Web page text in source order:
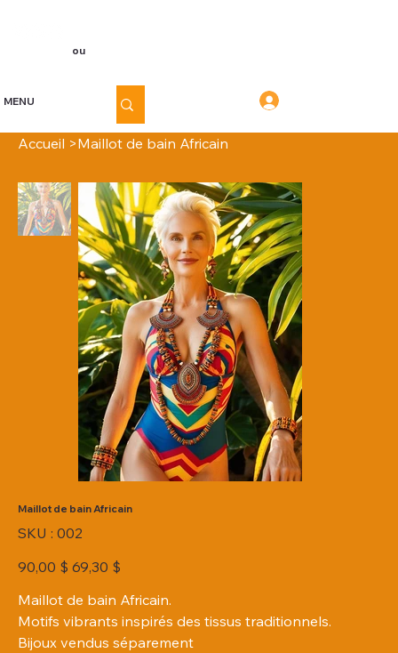
ou
MENU
Accueil >Maillot de bain Africain
Maillot de bain Africain
SKU : SKU
002
002
Prix
d’origine
90,00 $
Prix
promotionnel
69,30 $
Maillot de bain Africain.
Motifs vibrants inspirés des tissus traditionnels.
Bijoux vendus séparement